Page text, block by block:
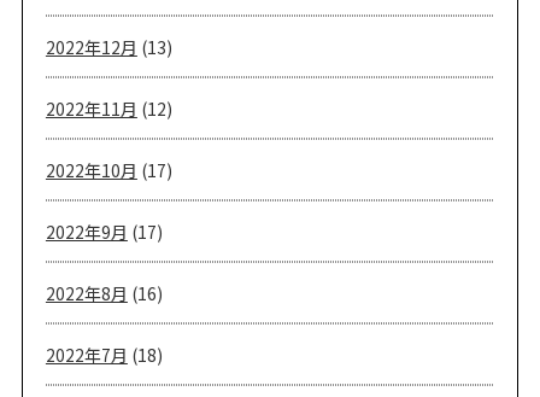
2022年12月 (13)
2022年11月 (12)
2022年10月 (17)
2022年9月 (17)
2022年8月 (16)
2022年7月 (18)